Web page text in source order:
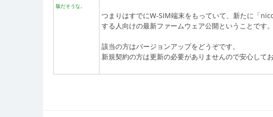
版だそうな。
つまりはすでにW-SIM端末をもっていて、新たに「
する人向けの最新ファームウェア公開ということです。
該当の方はバージョンアップをどうぞです。
新規契約の方は更新の必要がありませんので安心して